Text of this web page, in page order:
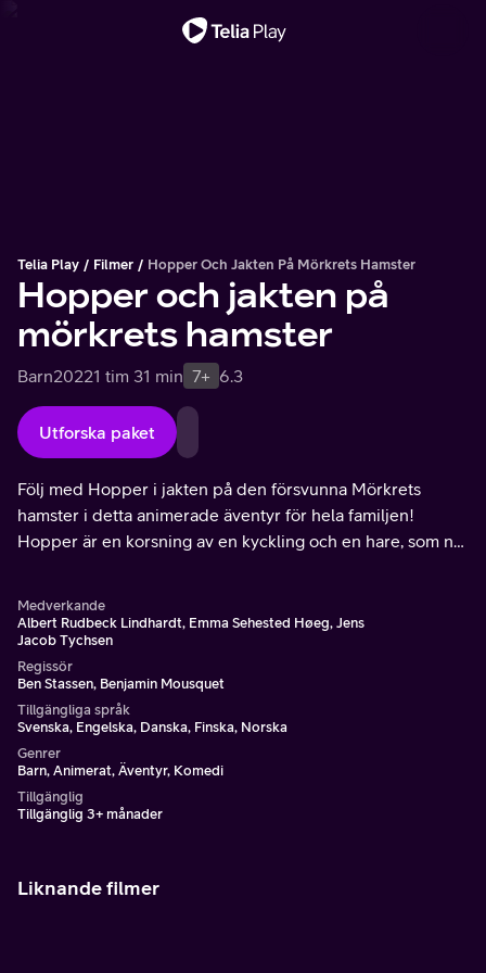
Telia Play Filmer Hopper Och Jakten På Mörkrets Hamster
Hopper och jakten på
mörkrets hamster
Barn20221 tim 31 min 7+ 6.3
Utforska paket
Följ med Hopper i jakten på den försvunna Mörkrets
hamster i detta animerade äventyr för hela familjen!
Hopper är en korsning av en kyckling och en hare, som när
Medverkande
Albert Rudbeck Lindhardt, Emma Sehested Høeg, Jens
Jacob Tychsen
Regissör
Ben Stassen, Benjamin Mousquet
Tillgängliga språk
Svenska, Engelska, Danska, Finska, Norska
Genrer
Barn, Animerat, Äventyr, Komedi
Tillgänglig
Tillgänglig 3+ månader
Liknande filmer